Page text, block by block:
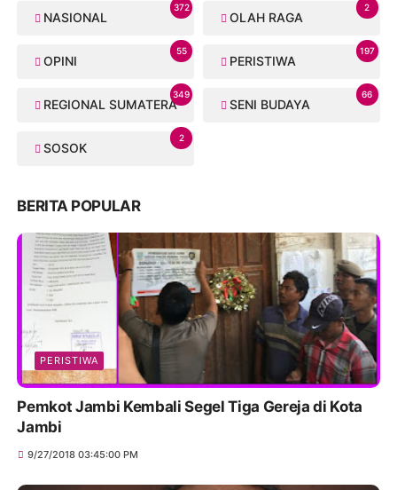
NASIONAL
372
OLAH RAGA
2
OPINI
55
PERISTIWA
197
REGIONAL SUMATERA
349
SENI BUDAYA
66
SOSOK
2
BERITA POPULAR
PERISTIWA
Pemkot Jambi Kembali Segel Tiga Gereja di Kota
Jambi
9/27/2018 03:45:00 PM